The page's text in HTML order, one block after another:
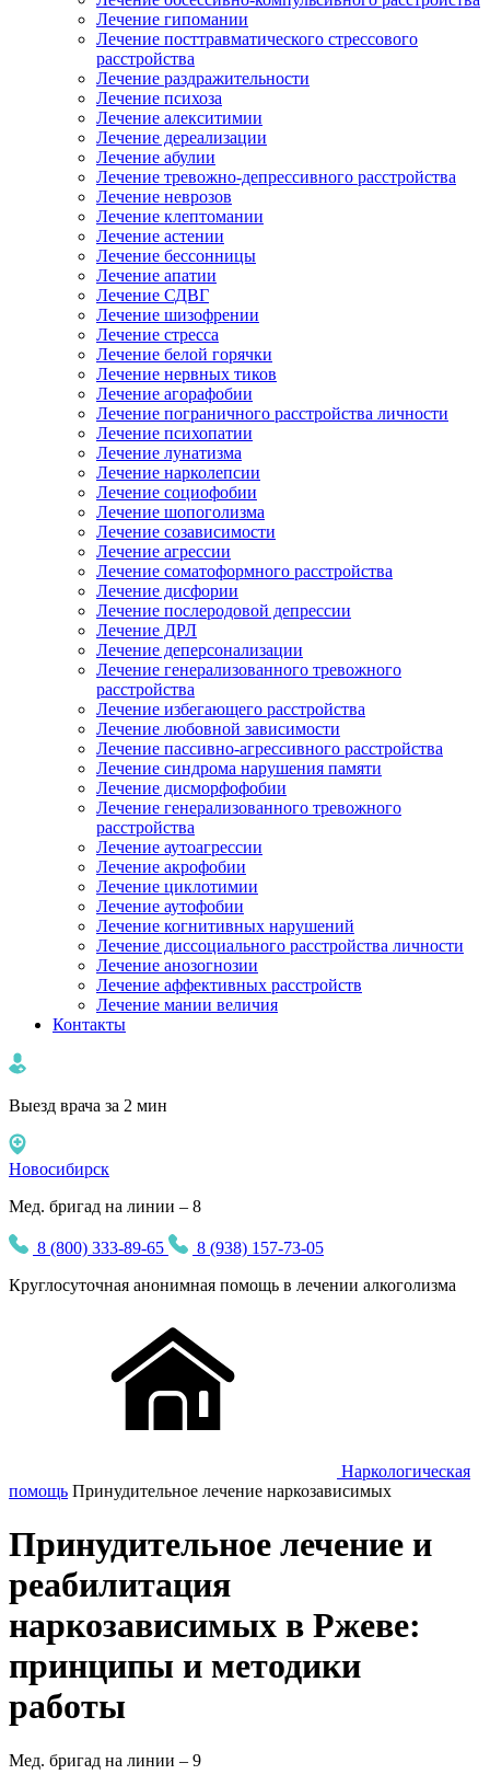
Лечение гипомании
Лечение посттравматического стрессового
расстройства
Лечение раздражительности
Лечение психоза
Лечение алекситимии
Лечение дереализации
Лечение абулии
Лечение тревожно-депрессивного расстройства
Лечение неврозов
Лечение клептомании
Лечение астении
Лечение бессонницы
Лечение апатии
Лечение СДВГ
Лечение шизофрении
Лечение стресса
Лечение белой горячки
Лечение нервных тиков
Лечение агорафобии
Лечение пограничного расстройства личности
Лечение психопатии
Лечение лунатизма
Лечение нарколепсии
Лечение социофобии
Лечение шопоголизма
Лечение созависимости
Лечение агрессии
Лечение соматоформного расстройства
Лечение дисфории
Лечение послеродовой депрессии
Лечение ДРЛ
Лечение деперсонализации
Лечение генерализованного тревожного
расстройства
Лечение избегающего расстройства
Лечение любовной зависимости
Лечение пассивно-агрессивного расстройства
Лечение синдрома нарушения памяти
Лечение дисморфофобии
Лечение генерализованного тревожного
расстройства
Лечение аутоагрессии
Лечение акрофобии
Лечение циклотимии
Лечение аутофобии
Лечение когнитивных нарушений
Лечение диссоциального расстройства личности
Лечение анозогнозии
Лечение аффективных расстройств
Лечение мании величия
Контакты
Выезд врача за 2 мин
Новосибирск
Мед. бригад на линии – 8
8 (800) 333-89-65
8 (938) 157-73-05
Круглосуточная анонимная помощь в лечении алкоголизма
Наркологическая
помощь Принудительное лечение наркозависимых
Принудительное лечение и
реабилитация
наркозависимых в Ржеве:
принципы и методики
работы
Мед. бригад на линии – 9